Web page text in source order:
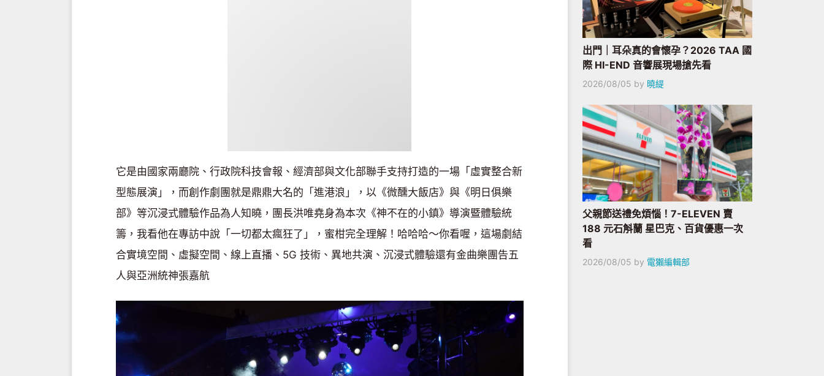
它是由國家兩廳院、行政院科技會報、經濟部與文化部聯手支持打造的一場「虛實整合新
型態展演」，而創作劇團就是鼎鼎大名的「進港浪」，以《微醺大飯店》與《明日俱樂
部》等沉浸式體驗作品為人知曉，團長洪唯堯身為本次《神不在的小鎮》導演暨體驗統
籌，我看他在專訪中說「一切都太瘋狂了」，蜜柑完全理解！哈哈哈～你看喔，這場劇結
合實境空間、虛擬空間、線上直播、5G 技術、異地共演、沉浸式體驗還有金曲樂團告五
人與亞洲統神張嘉航
出門｜耳朵真的會懷孕？2026 TAA 國
際 HI-END 音響展現場搶先看
2026/08/05 by 曉緹
父親節送禮免煩惱！7-ELEVEN 賣
188 元石斛蘭 星巴克、百貨優惠一次
看
2026/08/05 by 電獺編輯部